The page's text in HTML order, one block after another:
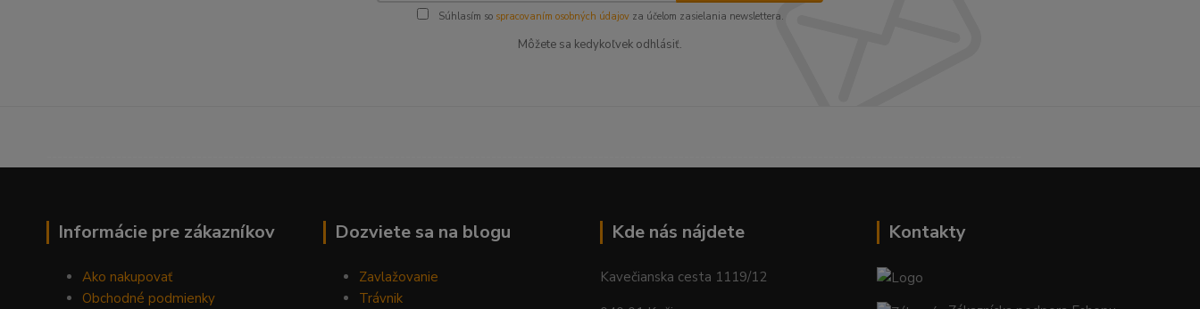
Súhlasím so spracovaním osobných údajovza účelom zasielania newslettera.
Môžete sa kedykoľvek odhlásiť.
Informácie pre zákazníkov
Ako nakupovať
Obchodné podmienky
Dozviete sa na blogu
Zavlažovanie
Trávnik
Kde nás nájdete
Kavečianska cesta 1119/12
Kontakty